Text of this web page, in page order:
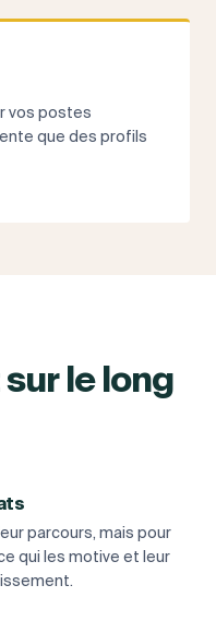
vos postes
que des profils
le long
parcours, mais pour
qui les motive et leur